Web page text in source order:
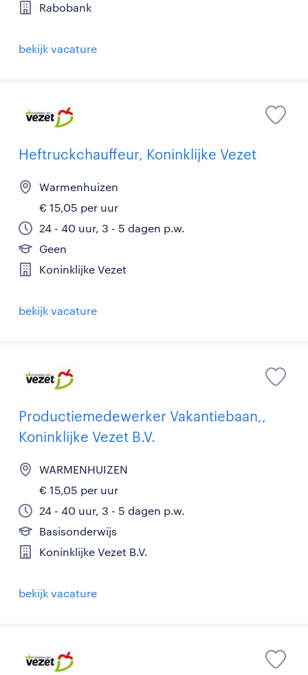
Rabobank
bekijk vacature
Heftruckchauffeur, Koninklijke Vezet
Warmenhuizen
€ 15,05 per uur
24 - 40 uur, 3 - 5 dagen p.w.
Geen
Koninklijke Vezet
bekijk vacature
Productiemedewerker Vakantiebaan,,
Koninklijke Vezet B.V.
WARMENHUIZEN
€ 15,05 per uur
24 - 40 uur, 3 - 5 dagen p.w.
Basisonderwijs
Koninklijke Vezet B.V.
bekijk vacature